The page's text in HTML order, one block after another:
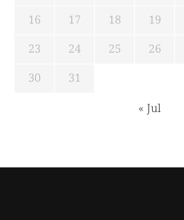
16
17 18 19
23
24 25 26
30
31
« Jul